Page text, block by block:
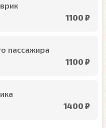
1100 ₽
пассажира
1100 ₽
1400 ₽